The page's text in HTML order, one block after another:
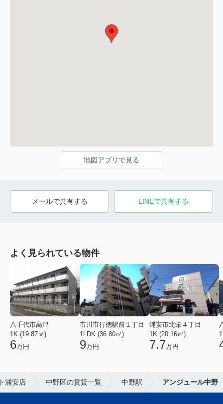
地図アプリで見る
メールで共有する LINEで共有する
よく見られている物件
八千代市高津
1K (19.87㎡)
6万円
市川市行徳駅前１丁目
1LDK (36.80㎡)
9万円
浦安市北栄４丁目
1K (20.16㎡)
7.7万円
浦安店 中野区の賃貸一覧 中野駅 アンジュール中野